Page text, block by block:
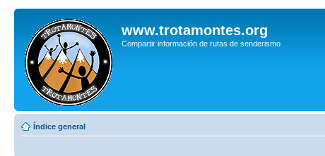
www.trotamontes.org
Compartir información de rutas de senderismo
Índice general